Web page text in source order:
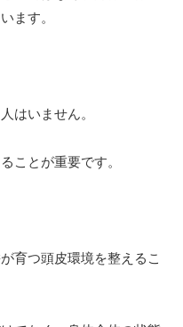
ます。
はいません。
ことが重要です。
育つ頭皮環境を整えるこ